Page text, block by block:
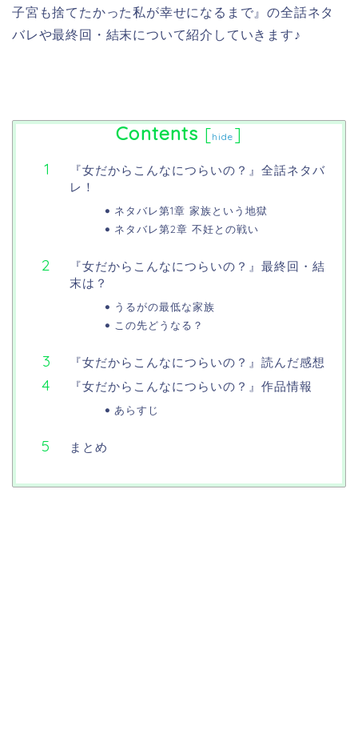
子宮も捨てたかった私が幸せになるまで』の全話ネタ
バレや最終回・結末について紹介していきます♪
Contents [hide ]
『女だからこんなにつらいの？』全話ネタバ
レ！
ネタバレ第1章 家族という地獄
ネタバレ第2章 不妊との戦い
『女だからこんなにつらいの？』最終回・結
末は？
うるがの最低な家族
この先どうなる？
『女だからこんなにつらいの？』読んだ感想
『女だからこんなにつらいの？』作品情報
あらすじ
まとめ